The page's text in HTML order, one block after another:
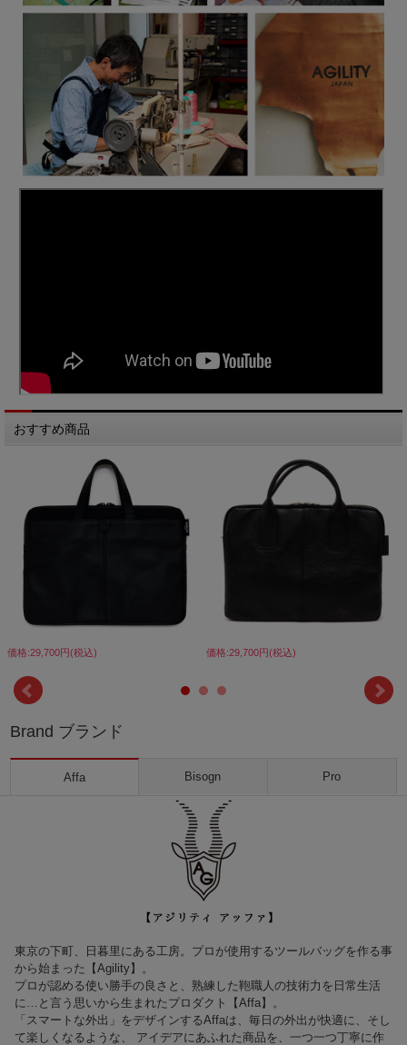
おすすめ商品
価格:29,700円(税込) 価格:29,700円(税込)
Brand ブランド
Affa Bisogn Pro
東京の下町、日暮里にある工房。プロが使用するツールバッグを作る事
から始まった【Agility】。
プロが認める使い勝手の良さと、熟練した鞄職人の技術力を日常生活
に…と言う思いから生まれたプロダクト【Affa】。
「スマートな外出」をデザインするAffaは、毎日の外出が快適に、そし
て楽しくなるような、 アイデアにあふれた商品を、一つ一つ丁寧に作